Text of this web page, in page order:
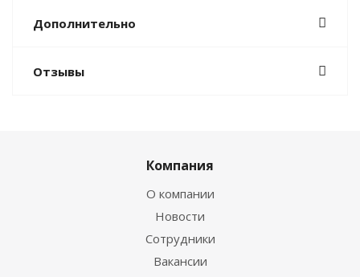
Дополнительно
Отзывы
Компания
О компании
Новости
Сотрудники
Вакансии